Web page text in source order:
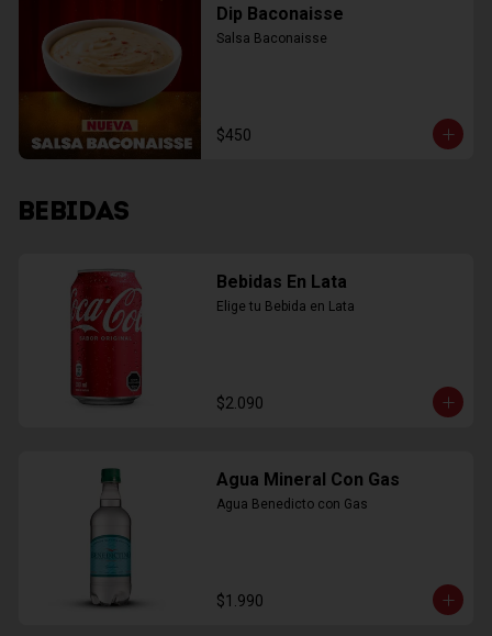
Dip Baconaisse
Salsa Baconaisse
$450
BEBIDAS
Bebidas En Lata
Elige tu Bebida en Lata
$2.090
Agua Mineral Con Gas
Agua Benedicto con Gas
$1.990